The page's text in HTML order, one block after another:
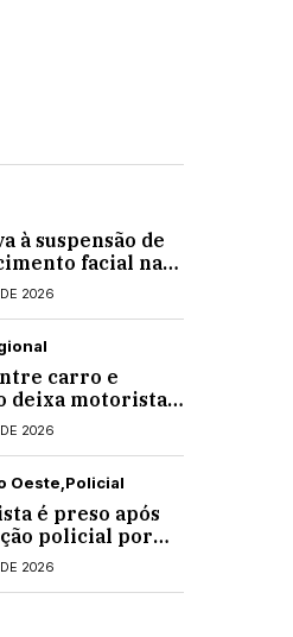
à suspensão de
facial nas
2026
carro e
deixa motorista
495, em
2026
Oeste Policial
é preso após
policial por
em
2026